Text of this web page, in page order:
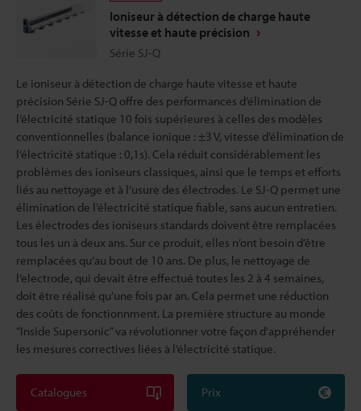
Ioniseur à détection de charge haute
vitesse et haute précision
Série SJ-Q
Le ioniseur à détection de charge haute vitesse et haute
précision Série SJ-Q offre des performances d’élimination de
l’électricité statique 10 fois supérieures à celles des modèles
conventionnelles (balance ionique : ±3 V, vitesse d’élimination de
l’électricité statique : 0,1s). Cela réduit considérablement les
problèmes des ioniseurs classiques, ainsi que le temps et efforts
liés au nettoyage et à l’usure des électrodes. Le SJ-Q permet une
élimination de l’électricité statique fiable, sans aucun entretien.
Les électrodes des ioniseurs standards doivent être remplacées
tous les un à deux ans. Sur ce produit, elles n’ont besoin d’être
remplacées qu’au bout de 10 ans. De plus, le nettoyage de
l’electrode, qui devait être effectué toutes les 2 à 4 semaines,
doit être réalisé qu’une fois par an. Cela permet une réduction
des coûts de fonctionnment. La première structure au monde
“Inside Supersonic” va révolutionner votre façon d’appréhender
les mesures correctives liées à l’électricité statique.
Catalogues Prix